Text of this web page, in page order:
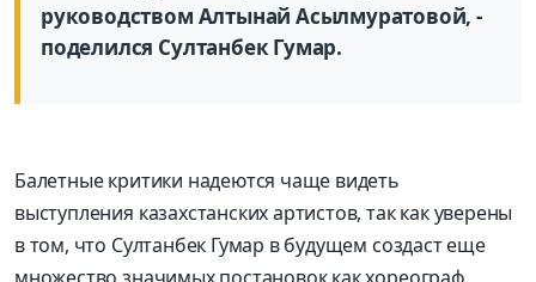
руководством Алтынай Асылмуратовой, -
поделился Султанбек Гумар.
Балетные критики надеются чаще видеть
выступления казахстанских артистов, так как уверены
в том, что Султанбек Гумар в будущем создаст еще